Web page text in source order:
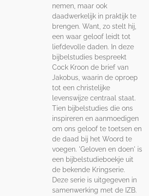
nemen, maar ook
daadwerkelijk in praktijk te
brengen. Want, zo stelt hij,
een waar geloof leidt tot
liefdevolle daden. In deze
bijbelstudies bespreekt
Cock Kroon de brief van
Jakobus, waarin de oproep
tot een christelijke
levenswijze centraal staat.
Tien bijbelstudies die ons
inspireren en aanmoedigen
om ons geloof te toetsen en
de daad bij het Woord te
voegen. 'Geloven en doen' is
een bijbelstudieboekje uit
de bekende Kringserie.
Deze serie is uitgegeven in
samenwerking met de IZB.